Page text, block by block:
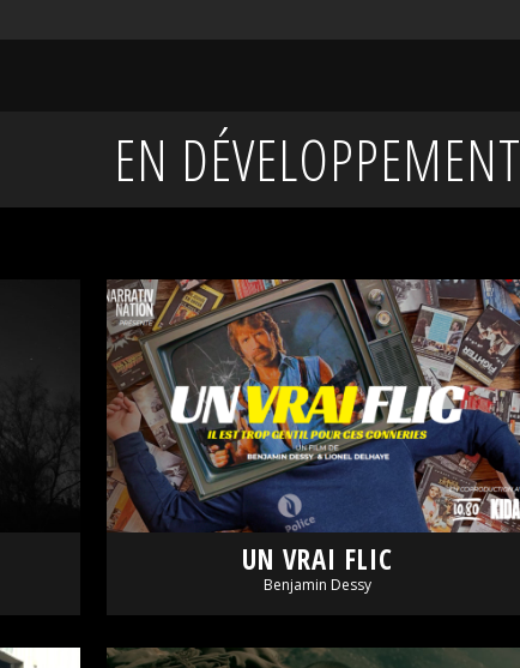
EN DÉVELOPPEMENT
UN VRAI FLIC
Benjamin Dessy